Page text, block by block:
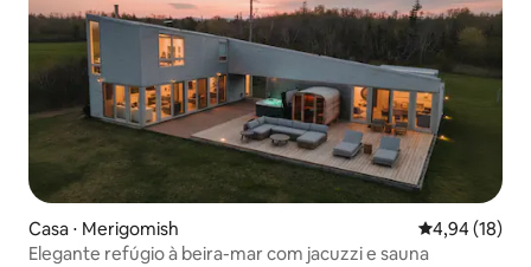
Casa ⋅ Merigomish 4,94 de uma
4,94 (18)
Elegante refúgio à beira-mar com jacuzzi e sauna